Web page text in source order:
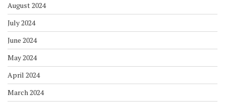
August 2024
July 2024
June 2024
May 2024
April 2024
March 2024